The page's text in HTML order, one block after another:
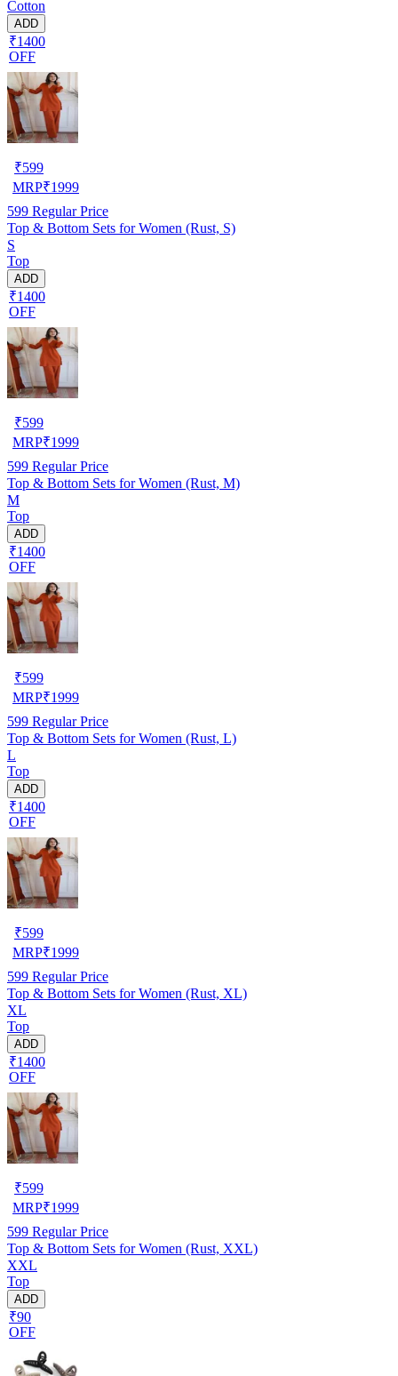
Cotton
ADD
₹1400
OFF
₹599
MRP₹1999
599 Regular Price
Top & Bottom Sets for Women (Rust, S)
S
Top
ADD
₹1400
OFF
₹599
MRP₹1999
599 Regular Price
Top & Bottom Sets for Women (Rust, M)
M
Top
ADD
₹1400
OFF
₹599
MRP₹1999
599 Regular Price
Top & Bottom Sets for Women (Rust, L)
L
Top
ADD
₹1400
OFF
₹599
MRP₹1999
599 Regular Price
Top & Bottom Sets for Women (Rust, XL)
XL
Top
ADD
₹1400
OFF
₹599
MRP₹1999
599 Regular Price
Top & Bottom Sets for Women (Rust, XXL)
XXL
Top
ADD
₹90
OFF